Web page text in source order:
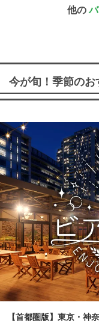
他の
今が旬！季節の
【首都圏版】東京・神